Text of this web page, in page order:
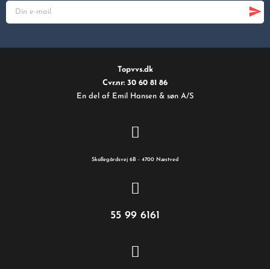
Topvvs.dk
Cvr.nr: 30 60 81 86
En del af Emil Hansen & søn A/S
Skallegårdsvej 6B - 4700 Næstved
55 99 6161